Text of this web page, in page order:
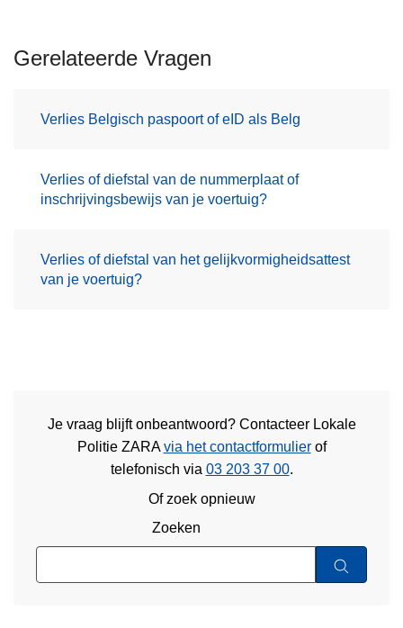
Gerelateerde Vragen
Verlies Belgisch paspoort of eID als Belg
Verlies of diefstal van de nummerplaat of
inschrijvingsbewijs van je voertuig?
Verlies of diefstal van het gelijkvormigheidsattest
van je voertuig?
Je vraag blijft onbeantwoord? Contacteer Lokale
Politie ZARAvia het contactformulierof
telefonisch via 03 203 37 00.
Of zoek opnieuw
Zoeken